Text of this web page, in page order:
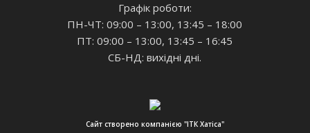
Графік роботи:
ПН-ЧТ: 09:00 – 13:00, 13:45 – 18:00
ПТ: 09:00 – 13:00, 13:45 – 16:45
СБ-НД: вихідні дні.
Сайт створено компанією "ІТК Хатіса"